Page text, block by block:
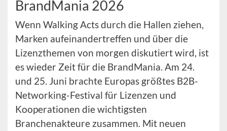
BrandMania 2026
Wenn Walking Acts durch die Hallen ziehen,
Marken aufeinandertreffen und über die
Lizenzthemen von morgen diskutiert wird, ist
es wieder Zeit für die BrandMania. Am 24.
und 25. Juni brachte Europas größtes B2B-
Networking-Festival für Lizenzen und
Kooperationen die wichtigsten
Branchenakteure zusammen. Mit neuen